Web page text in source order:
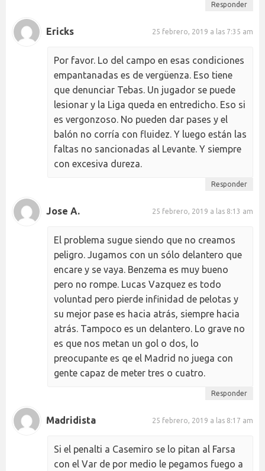
Responder
Ericks 25 febrero, 2019 a las 7:35 am
Por favor. Lo del campo en esas condiciones
empantanadas es de vergüenza. Eso tiene
que denunciar Tebas. Un jugador se puede
lesionar y la Liga queda en entredicho. Eso si
es vergonzoso. No pueden dar pases y el
balón no corría con fluidez. Y luego están las
faltas no sancionadas al Levante. Y siempre
con excesiva dureza.
Responder
Jose A. 25 febrero, 2019 a las 8:13 am
El problema sugue siendo que no creamos
peligro. Jugamos con un sólo delantero que
encare y se vaya. Benzema es muy bueno
pero no rompe. Lucas Vazquez es todo
voluntad pero pierde infinidad de pelotas y
su mejor pase es hacia atrás, siempre hacia
atrás. Tampoco es un delantero. Lo grave no
es que nos metan un gol o dos, lo
preocupante es qe el Madrid no juega con
gente capaz de meter tres o cuatro.
Responder
Madridista 25 febrero, 2019 a las 8:17 am
Si el penalti a Casemiro se lo pitan al Farsa
con el Var de por medio le pegamos fuego a